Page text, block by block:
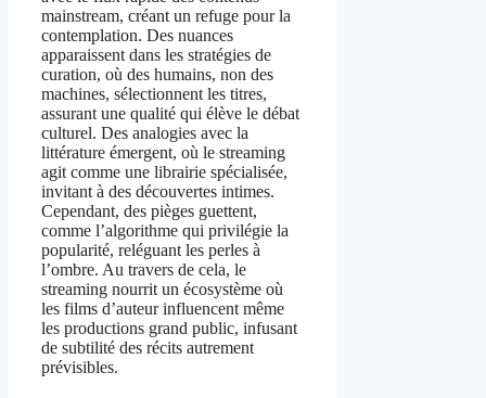
mainstream, créant un refuge pour la
contemplation. Des nuances
apparaissent dans les stratégies de
curation, où des humains, non des
machines, sélectionnent les titres,
assurant une qualité qui élève le débat
culturel. Des analogies avec la
littérature émergent, où le streaming
agit comme une librairie spécialisée,
invitant à des découvertes intimes.
Cependant, des pièges guettent,
comme l’algorithme qui privilégie la
popularité, reléguant les perles à
l’ombre. Au travers de cela, le
streaming nourrit un écosystème où
les films d’auteur influencent même
les productions grand public, infusant
de subtilité des récits autrement
prévisibles.